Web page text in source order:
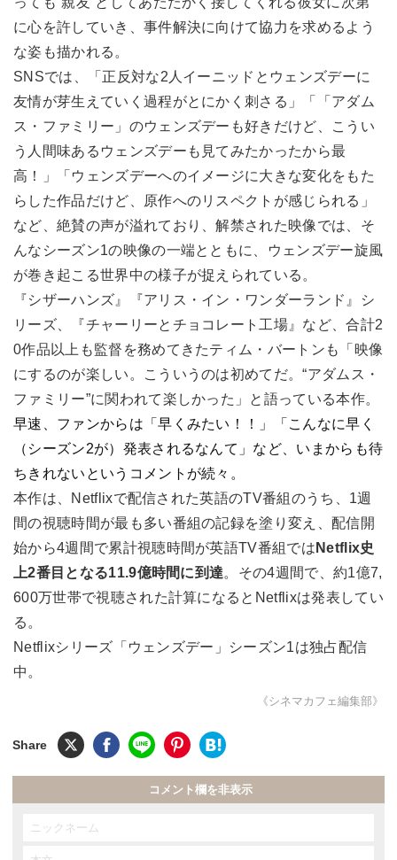
に心を許していき、事件解決に向けて協力を求めるよう
な姿も描かれる。
SNSでは、「正反対な2人イーニッドとウェンズデーに
友情が芽生えていく過程がとにかく刺さる」「「アダム
ス・ファミリー」のウェンズデーも好きだけど、こうい
う人間味あるウェンズデーも見てみたかったから最
高！」「ウェンズデーへのイメージに大きな変化をもた
らした作品だけど、原作へのリスペクトが感じられる」
など、絶賛の声が溢れており、解禁された映像では、そ
んなシーズン1の映像の一端とともに、ウェンズデー旋風
が巻き起こる世界中の様子が捉えられている。
『シザーハンズ』『アリス・イン・ワンダーランド』シ
リーズ、『チャーリーとチョコレート工場』など、合計2
0作品以上も監督を務めてきたティム・バートンも「映像
にするのが楽しい。こういうのは初めてだ。“アダムス・
ファミリー”に関われて楽しかった」と語っている本作。
早速、ファンからは「早くみたい！！」「こんなに早く
（シーズン2が）発表されるなんて」など、いまからも待
ちきれないというコメントが続々。
本作は、Netflixで配信された英語のTV番組のうち、1週
間の視聴時間が最も多い番組の記録を塗り変え、配信開
始から4週間で累計視聴時間が英語TV番組では Netflix史
上2番目となる11.9億時間に到達。その4週間で、約1億7,
600万世帯で視聴された計算になるとNetflixは発表してい
る。
Netflixシリーズ「ウェンズデー」シーズン1は独占配信
中。
《シネマカフェ編集部》
コメント欄を非表示